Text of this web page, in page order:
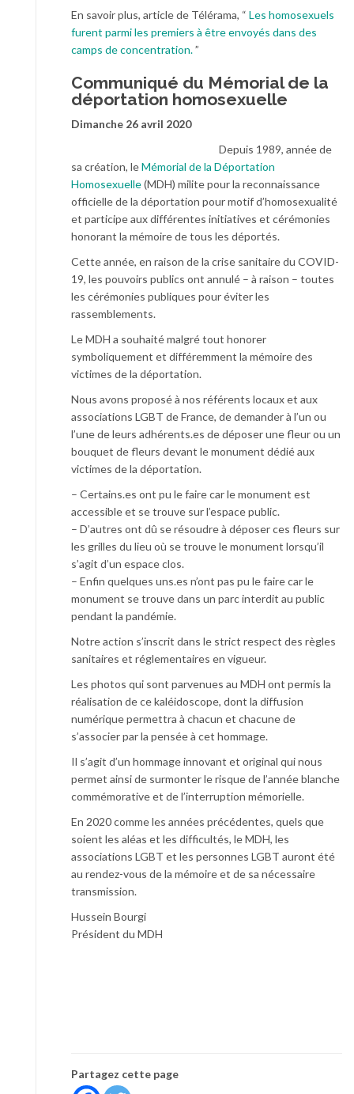
En savoir plus, article de Télérama, “ Les homosexuels
furent parmi les premiers à être envoyés dans des
camps de concentration.”
Communiqué du Mémorial de la
déportation homosexuelle
Dimanche 26 avril 2020
Depuis 1989, année de
sa création, leMémorial de la Déportation
Homosexuelle(MDH) milite pour la reconnaissance
officielle de la déportation pour motif d’homosexualité
et participe aux différentes initiatives et cérémonies
honorant la mémoire de tous les déportés.
Cette année, en raison de la crise sanitaire du COVID-
19, les pouvoirs publics ont annulé – à raison – toutes
les cérémonies publiques pour éviter les
rassemblements.
Le MDH a souhaité malgré tout honorer
symboliquement et différemment la mémoire des
victimes de la déportation.
Nous avons proposé à nos référents locaux et aux
associations LGBT de France, de demander à l’un ou
l’une de leurs adhérents.es de déposer une fleur ou un
bouquet de fleurs devant le monument dédié aux
victimes de la déportation.
– Certains.es ont pu le faire car le monument est
accessible et se trouve sur l’espace public.
– D’autres ont dû se résoudre à déposer ces fleurs sur
les grilles du lieu où se trouve le monument lorsqu’il
s’agit d’un espace clos.
– Enfin quelques uns.es n’ont pas pu le faire car le
monument se trouve dans un parc interdit au public
pendant la pandémie.
Notre action s’inscrit dans le strict respect des règles
sanitaires et réglementaires en vigueur.
Les photos qui sont parvenues au MDH ont permis la
réalisation de ce kaléidoscope, dont la diffusion
numérique permettra à chacun et chacune de
s’associer par la pensée à cet hommage.
Il s’agit d’un hommage innovant et original qui nous
permet ainsi de surmonter le risque de l’année blanche
commémorative et de l’interruption mémorielle.
En 2020 comme les années précédentes, quels que
soient les aléas et les difficultés, le MDH, les
associations LGBT et les personnes LGBT auront été
au rendez-vous de la mémoire et de sa nécessaire
transmission.
Hussein Bourgi
Président du MDH
Partagez cette page